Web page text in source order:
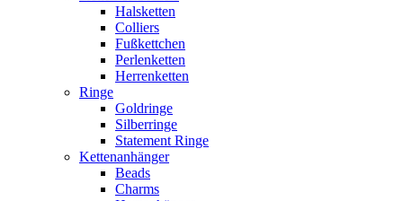
Halsketten
Colliers
Fußkettchen
Perlenketten
Herrenketten
Ringe
Goldringe
Silberringe
Statement Ringe
Kettenanhänger
Beads
Charms